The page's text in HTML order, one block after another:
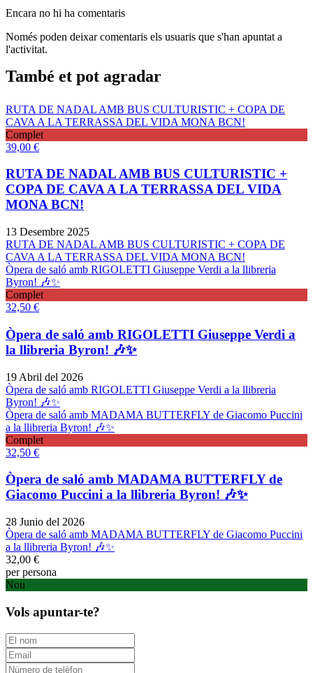
Encara no hi ha comentaris
Només poden deixar comentaris els usuaris que s'han apuntat a
l'activitat.
També et pot agradar
RUTA DE NADAL AMB BUS CULTURISTIC + COPA DE
CAVA A LA TERRASSA DEL VIDA MONA BCN!
Complet
39,00 €
RUTA DE NADAL AMB BUS CULTURISTIC +
COPA DE CAVA A LA TERRASSA DEL VIDA
MONA BCN!
13 Desembre 2025
RUTA DE NADAL AMB BUS CULTURISTIC + COPA DE
CAVA A LA TERRASSA DEL VIDA MONA BCN!
Òpera de saló amb RIGOLETTI Giuseppe Verdi a la llibreria
Byron! 🎶✨
Complet
32,50 €
Òpera de saló amb RIGOLETTI Giuseppe Verdi a
la llibreria Byron! 🎶✨
19 Abril del 2026
Òpera de saló amb RIGOLETTI Giuseppe Verdi a la llibreria
Byron! 🎶✨
Òpera de saló amb MADAMA BUTTERFLY de Giacomo Puccini
a la llibreria Byron! 🎶✨
Complet
32,50 €
Òpera de saló amb MADAMA BUTTERFLY de
Giacomo Puccini a la llibreria Byron! 🎶✨
28 Junio del 2026
Òpera de saló amb MADAMA BUTTERFLY de Giacomo Puccini
a la llibreria Byron! 🎶✨
32,00 €
per persona
Nou
Vols apuntar-te?